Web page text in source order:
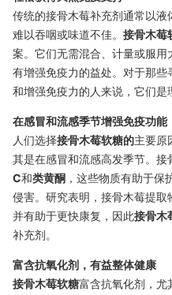
传统的接骨木莓补充剂通常以
难以吞咽或味道不佳。 接骨木莓
案。它们无需混合、计量或服
有增强免疫力的益处。对于那
和增强免疫力的人来说，它们是
在感冒和流感季节增强免疫功能
人们选择接骨木莓软糖的主要原
其是在感冒和流感高发季节。
C和类黄酮 ，这些物质有助于保
侵害。研究表明，接骨木莓提取
并有助于更快康复，因此接骨木
补充剂。
富含抗氧化剂，有益整体健康
接骨木莓软糖富含抗氧化剂，尤